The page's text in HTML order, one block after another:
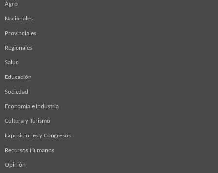
Agro
Nacionales
Provinciales
Regionales
Salud
Educación
Sociedad
Economía e Industria
Cultura y Turismo
Exposiciones y Congresos
Recursos Humanos
Opinión